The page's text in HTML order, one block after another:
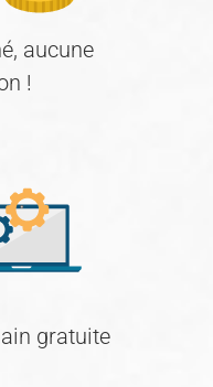
aucune
!
gratuite